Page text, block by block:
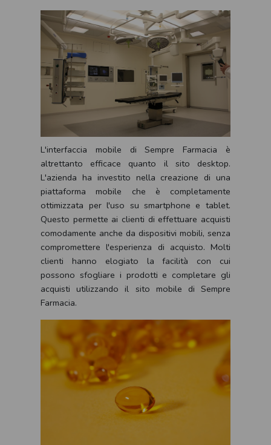
L'interfaccia mobile di Sempre Farmacia è
altrettanto efficace quanto il sito desktop.
L'azienda ha investito nella creazione di una
piattaforma mobile che è completamente
ottimizzata per l'uso su smartphone e tablet.
Questo permette ai clienti di effettuare acquisti
comodamente anche da dispositivi mobili, senza
compromettere l'esperienza di acquisto. Molti
clienti hanno elogiato la facilità con cui
possono sfogliare i prodotti e completare gli
acquisti utilizzando il sito mobile di Sempre
Farmacia.